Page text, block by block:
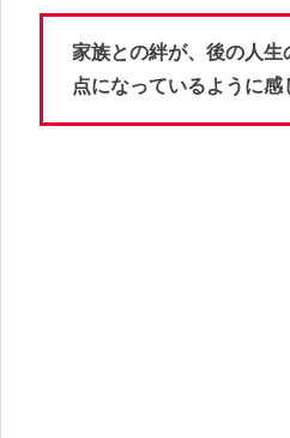
家族との絆が、後の人生
点になっているように感